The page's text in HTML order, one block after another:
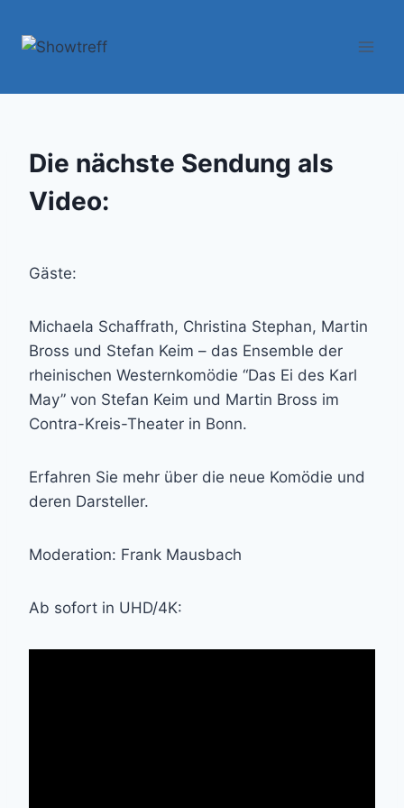
Inhalt
Die nächste Sendung als
Video:
Gäste:
Michaela Schaffrath, Christina Stephan, Martin
Bross und Stefan Keim – das Ensemble der
rheinischen Westernkomödie “Das Ei des Karl
May” von Stefan Keim und Martin Bross im
Contra-Kreis-Theater in Bonn.
Erfahren Sie mehr über die neue Komödie und
deren Darsteller.
Moderation: Frank Mausbach
Ab sofort in UHD/4K: